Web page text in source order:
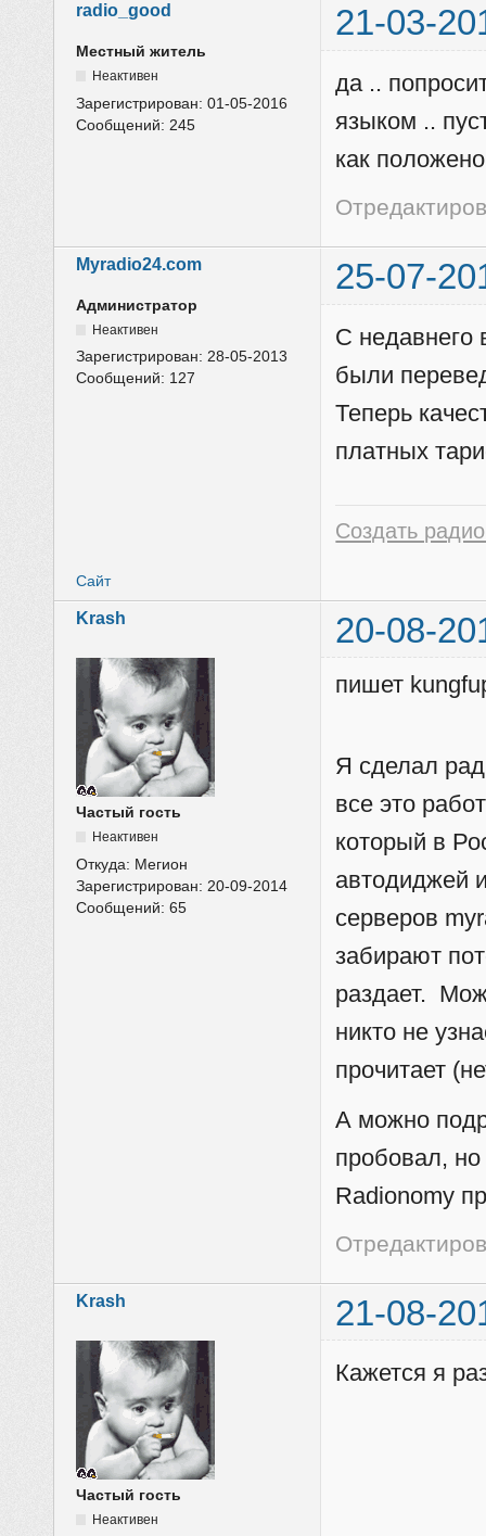
radio_good 21-03-
Местный житель
Неактивен
Зарегистрирован:01-05-2016
Сообщений: 245
да ..
языком ..
как
Myradio24.com 25-07-
Администратор
Неактивен
Зарегистрирован:28-05-2013
Сообщений: 127
С недавнего
были
Теперь
платных
Создать
Сайт
Krash 20-08-
Частый гость
Неактивен
Откуда: Мегион
Зарегистрирован: 20-09-2014
Сообщений:65
пишет
Я сделал
все это
который в
автодиджей
серверов
забирают
раздает.
никто не
прочитает
А можно
пробовал,
Radionomy
Krash 21-08-
Частый гость
Неактивен
Кажется я